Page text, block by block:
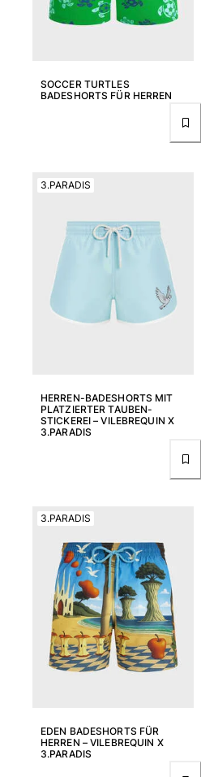
SOCCER TURTLES
BADESHORTS FÜR HERREN
HERREN-BADESHORTS MIT
PLATZIERTER TAUBEN-
STICKEREI – VILEBREQUIN X
3.PARADIS
3.PARADIS
EDEN BADESHORTS FÜR
HERREN – VILEBREQUIN X
3.PARADIS
3.PARADIS